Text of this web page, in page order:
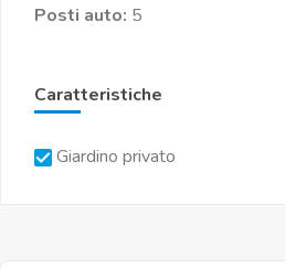
Posti auto: 5
Caratteristiche
Giardino privato